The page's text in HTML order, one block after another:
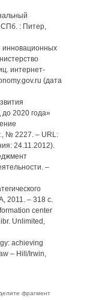
СПб. : Питер,
инновационных
интернет-
(дата
2020 года»
№ 2227. – URL:
24.11.2012).
–
2011. – 318 с.
center
Unlimited,
achieving
– Hill/Irwin,
фрагмент